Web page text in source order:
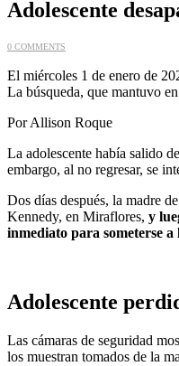
Adolescente
0 COMMENTS
El miércoles 1 de enero de
La búsqueda, que mantuvo
Por Allison Roque
La adolescente había salido
embargo, al no regresar, se
Dos días después, la madre
Kennedy, en Miraflores, y
inmediato para someterse a
Adolescente
Las cámaras de seguridad
los muestran tomados de la